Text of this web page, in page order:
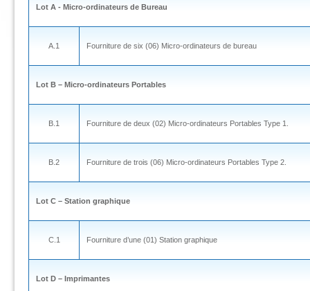
Lot A - Micro-ordinateurs de Bureau
A.1 Fourniture de six (06) Micro-ordinateurs de bureau
Lot B – Micro-ordinateurs Portables
B.1 Fourniture de deux (02) Micro-ordinateurs Portables Type 1.
B.2 Fourniture de trois (06) Micro-ordinateurs Portables Type 2.
Lot C – Station graphique
C.1 Fourniture d’une (01) Station graphique
Lot D – Imprimantes